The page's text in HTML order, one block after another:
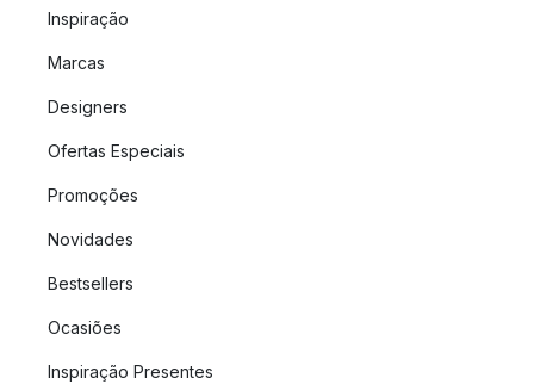
Inspiração
Marcas
Designers
Ofertas Especiais
Promoções
Novidades
Bestsellers
Ocasiões
Inspiração Presentes